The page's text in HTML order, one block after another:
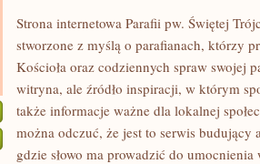
ŚWIĘCI
Strona internetowa Parafii pw. Świętej
stworzone z myślą o parafianach, którzy
Kościoła oraz codziennych spraw swojej
witryna, ale źródło inspiracji, w którym
także informacje ważne dla lokalnej
można odczuć, że jest to serwis budujący
gdzie słowo ma prowadzić do